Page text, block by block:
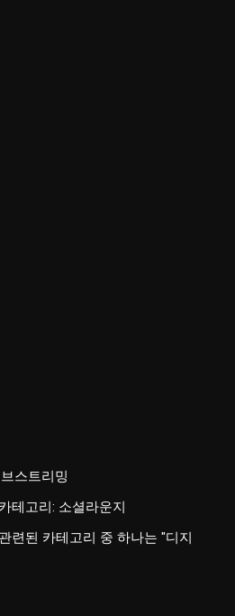
스트리밍
테고리: 소셜라운지
련된 카테고리 중 하나는 "디지